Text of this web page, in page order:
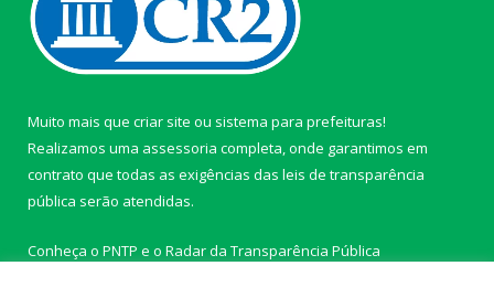
Muito mais que criar site ou sistema para prefeituras!
Realizamos uma assessoria completa, onde garantimos em
contrato que todas as exigências das leis de transparência
pública serão atendidas.
Conheça o PNTP e o Radar da Transparência Pública